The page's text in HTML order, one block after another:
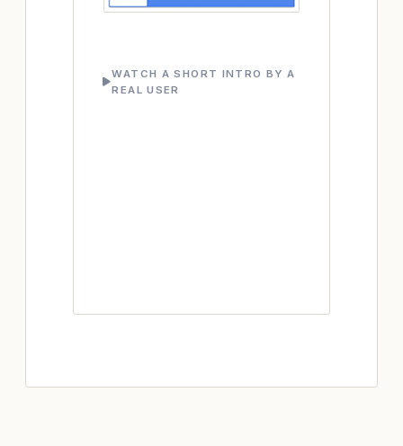
WATCH A SHORT INTRO BY A
REAL USER